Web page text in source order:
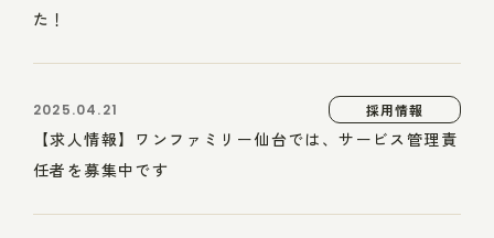
た！
2025.04.21 採用情報
【求人情報】ワンファミリー仙台では、サービス管理責
任者を募集中です